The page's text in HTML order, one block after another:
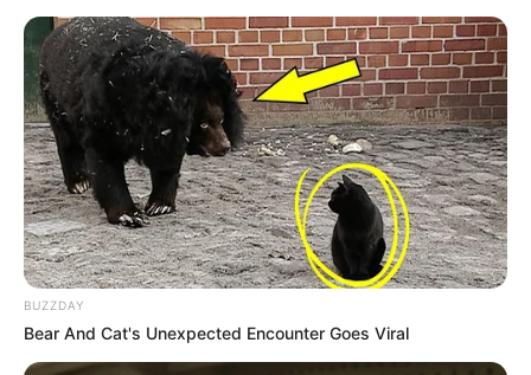
BUZZDAY
Bear And Cat's Unexpected Encounter Goes Viral